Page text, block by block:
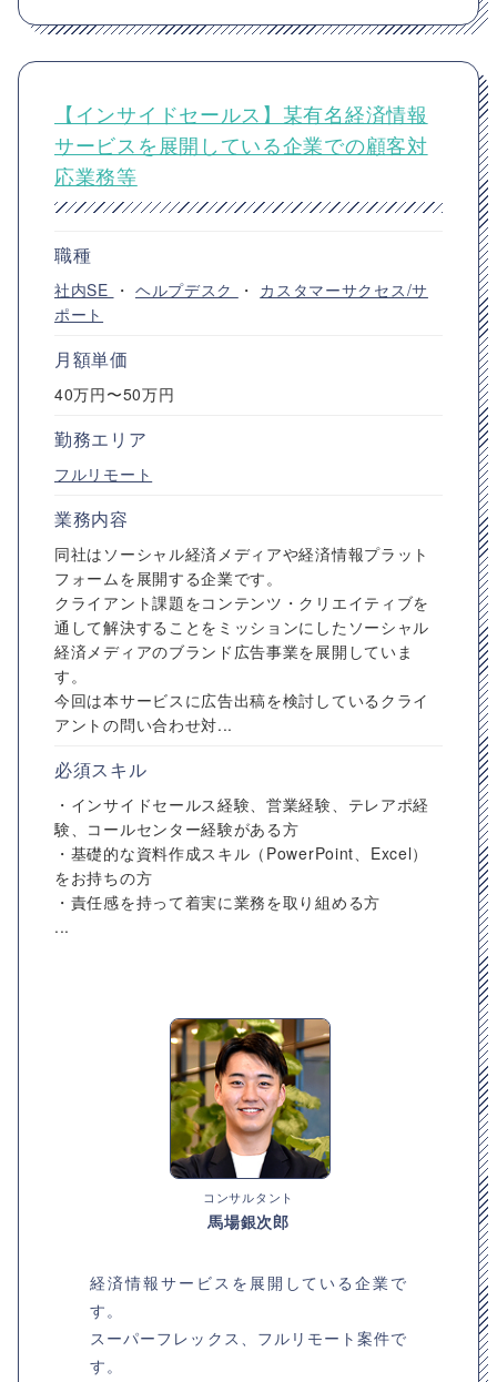
【インサイドセールス】某有名経済情報
サービスを展開している企業での顧客対
応業務等
職種
社内SE ・ ヘルプデスク ・ カスタマーサクセス/サ
ポート
月額単価
40万円〜50万円
勤務エリア
フルリモート
業務内容
同社はソーシャル経済メディアや経済情報プラット
フォームを展開する企業です。
クライアント課題をコンテンツ・クリエイティブを
通して解決することをミッションにしたソーシャル
経済メディアのブランド広告事業を展開していま
す。
今回は本サービスに広告出稿を検討しているクライ
アントの問い合わせ対...
必須スキル
・インサイドセールス経験、営業経験、テレアポ経
験、コールセンター経験がある方
・基礎的な資料作成スキル（PowerPoint、Excel）
をお持ちの方
・責任感を持って着実に業務を取り組める方
...
コンサルタント
馬場銀次郎
経済情報サービスを展開している企業で
す。
スーパーフレックス、フルリモート案件で
す。